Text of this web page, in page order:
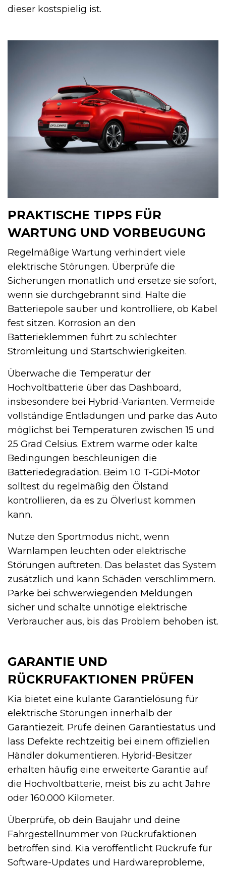
dieser kostspielig ist.
PRAKTISCHE TIPPS FÜR
WARTUNG UND VORBEUGUNG
Regelmäßige Wartung verhindert viele
elektrische Störungen. Überprüfe die
Sicherungen monatlich und ersetze sie sofort,
wenn sie durchgebrannt sind. Halte die
Batteriepole sauber und kontrolliere, ob Kabel
fest sitzen. Korrosion an den
Batterieklemmen führt zu schlechter
Stromleitung und Startschwierigkeiten.
Überwache die Temperatur der
Hochvoltbatterie über das Dashboard,
insbesondere bei Hybrid-Varianten. Vermeide
vollständige Entladungen und parke das Auto
möglichst bei Temperaturen zwischen 15 und
25 Grad Celsius. Extrem warme oder kalte
Bedingungen beschleunigen die
Batteriedegradation. Beim 1.0 T-GDi-Motor
solltest du regelmäßig den Ölstand
kontrollieren, da es zu Ölverlust kommen
kann.
Nutze den Sportmodus nicht, wenn
Warnlampen leuchten oder elektrische
Störungen auftreten. Das belastet das System
zusätzlich und kann Schäden verschlimmern.
Parke bei schwerwiegenden Meldungen
sicher und schalte unnötige elektrische
Verbraucher aus, bis das Problem behoben ist.
GARANTIE UND
RÜCKRUFAKTIONEN PRÜFEN
Kia bietet eine kulante Garantielösung für
elektrische Störungen innerhalb der
Garantiezeit. Prüfe deinen Garantiestatus und
lass Defekte rechtzeitig bei einem offiziellen
Händler dokumentieren. Hybrid-Besitzer
erhalten häufig eine erweiterte Garantie auf
die Hochvoltbatterie, meist bis zu acht Jahre
oder 160.000 Kilometer.
Überprüfe, ob dein Baujahr und deine
Fahrgestellnummer von Rückrufaktionen
betroffen sind. Kia veröffentlicht Rückrufe für
Software-Updates und Hardwareprobleme,